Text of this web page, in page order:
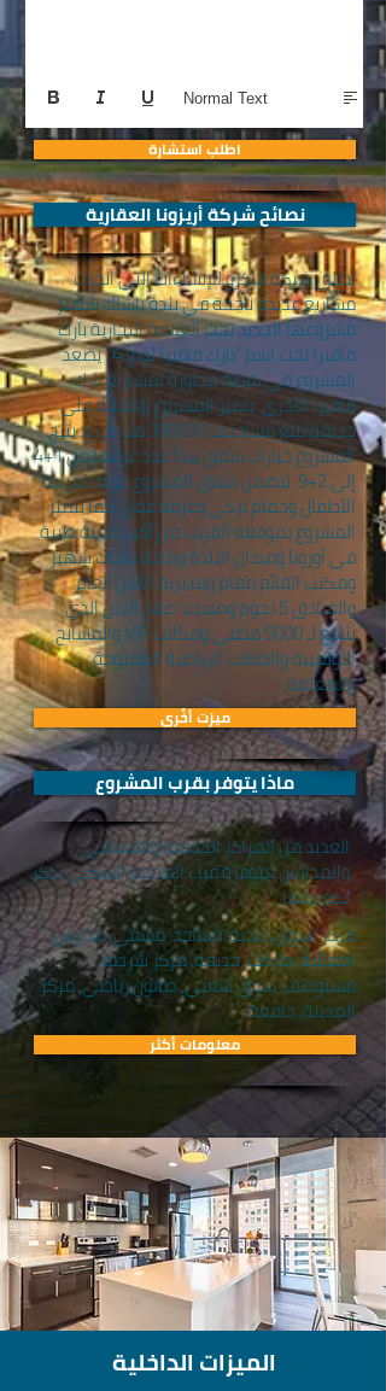
Normal Text
تطلق شركة ماكرو للإنشاءات التي أنجزت
مشاريع عديدة ناجحة في بلدة باشاك شهير
مشروعها الجديد تحت العلامة التجارية بارك
مافيرا تحت اسم "بارك مافيرا لونغ 4". يصعد
المشروع في نقطة مجاورة لمشاريع بارك
مافيرا الأخرى. يتميز المشروع بإطلالته على
حديقة تبلغ مساحتها 380000 متر مربع. يتيح
المشروع خيارات شقق يبدأ عدد غرفها من 1+4
إلى 2+9. تتضمن شقق المشروع غرفة لمربية
الأطفال وحمام تركي وغرفة عمل. كما يتميز
المشروع بموقعه القريب من أكبر مدينة طبية
في أوروبا وميدان البلدة وبلدية باشاك شهير
ومكتب القائم مقام ومديرية الأمن العام
والفنادق 5 نجوم ومسجد صلاح الدين الذي
يتسع لـ 5000 مصلي ومكاتب VİP والمسابح
الأولمبية والصالات الرياضية المفتوحة
والمغلقة.
نصائح شركة أريزونا العقارية
ماذا يتوفر بقرب المشروع
مركز تسوق, بلدية, مساجد, مشفى, مدارس,
اطفائية, ماركت, حديقة, مركز شرطة,
مستوصف, سوق شعبي, صالون رياضي, مركز
المدينة, جامعة
معلومات أكثر
اطلب استشارة
ميزت أخُرى
العديد من المراكز الخدمية والمشافي
والمدارس متوفرة قرب المجمع السكني نذكر
لكم منها :
الميزات الداخلية